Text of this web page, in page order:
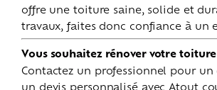
offre une toiture saine, solide et
travaux, faites donc confiance à un
Vous souhaitez rénover votre
Contactez un professionnel pour
un devis personnalisé avec Atout